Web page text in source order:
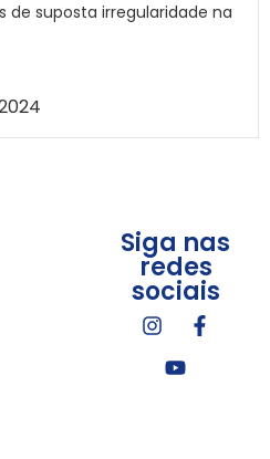
de suposta irregularidade na
Siga nas
redes
sociais